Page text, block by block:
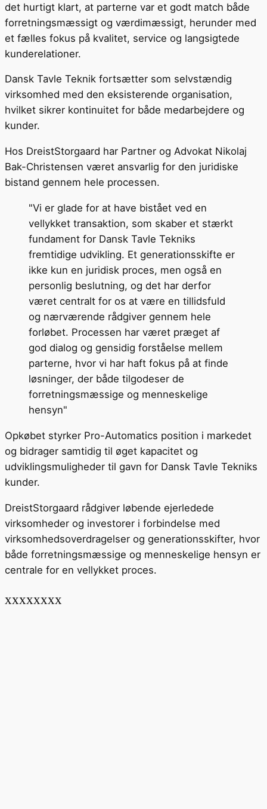
det hurtigt klart, at parterne var et godt match både
forretningsmæssigt og værdimæssigt, herunder med
et fælles fokus på kvalitet, service og langsigtede
kunderelationer.
Dansk Tavle Teknik fortsætter som selvstændig
virksomhed med den eksisterende organisation,
hvilket sikrer kontinuitet for både medarbejdere og
kunder.
Hos DreistStorgaard har Partner og Advokat Nikolaj
Bak-Christensen været ansvarlig for den juridiske
bistand gennem hele processen.
"Vi er glade for at have bistået ved en
vellykket transaktion, som skaber et stærkt
fundament for Dansk Tavle Tekniks
fremtidige udvikling. Et generationsskifte er
ikke kun en juridisk proces, men også en
personlig beslutning, og det har derfor
været centralt for os at være en tillidsfuld
og nærværende rådgiver gennem hele
forløbet. Processen har været præget af
god dialog og gensidig forståelse mellem
parterne, hvor vi har haft fokus på at finde
løsninger, der både tilgodeser de
forretningsmæssige og menneskelige
hensyn"
Opkøbet styrker Pro-Automatics position i markedet
og bidrager samtidig til øget kapacitet og
udviklingsmuligheder til gavn for Dansk Tavle Tekniks
kunder.
DreistStorgaard rådgiver løbende ejerledede
virksomheder og investorer i forbindelse med
virksomhedsoverdragelser og generationsskifter, hvor
både forretningsmæssige og menneskelige hensyn er
centrale for en vellykket proces.
xxxxxxxx